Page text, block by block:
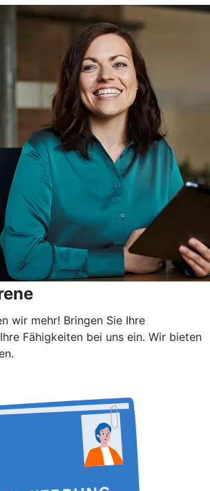
wir mehr! Bringen Sie Ihre
Fähigkeiten bei uns ein. Wir bieten